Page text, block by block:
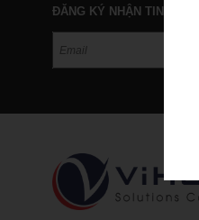
ĐĂNG KÝ NHẬN TIN